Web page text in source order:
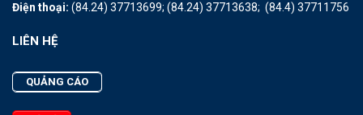
Điện thoại: (84.24) 37713699; (84.24) 37713638; (84.4) 37711756
LIÊN HỆ
QUẢNG CÁO